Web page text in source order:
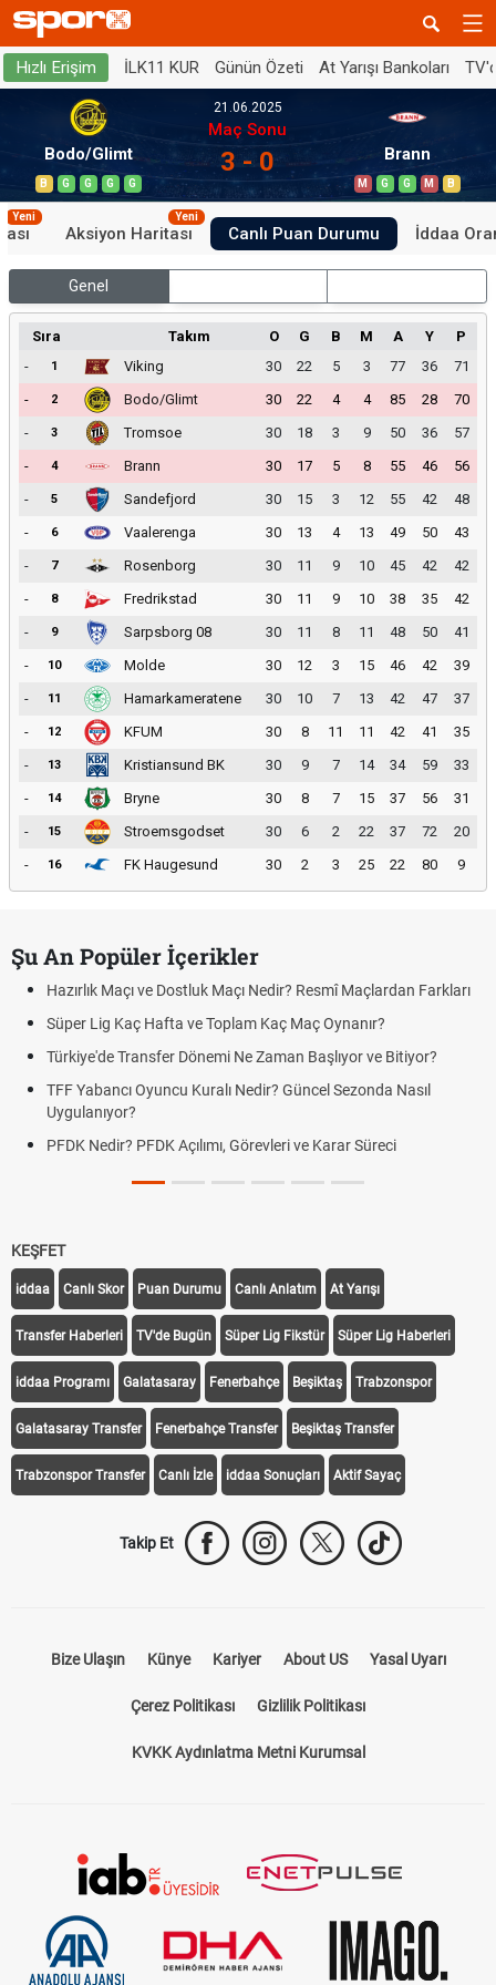
Hızlı Erişim İLK11 KUR Günün Özeti At Yarışı Bankoları
Bodo/Glimt
B G G G G
21.06.2025
Maç Sonu
3 - 0 Brann
M G G M B
Yeni
Aksiyon Haritası
Yeni
Canlı Puan Durumu İddaa
Genel
Sıra Takım O G B M A Y
P
-
1 Viking 30 22 5 3 77 36
71
-
2 Bodo/Glimt 30 22 4 4 85 28
70
-
3 Tromsoe 30 18 3 9 50 36
57
-
4 Brann 30 17 5 8 55 46
56
-
5 Sandefjord 30 15 3 12 55 42
48
-
6 Vaalerenga 30 13 4 13 49 50
43
-
7 Rosenborg 30 11 9 10 45 42
42
-
8 Fredrikstad 30 11 9 10 38 35
42
-
9 Sarpsborg 08 30 11 8 11 48 50
41
-
10 Molde 30 12 3 15 46 42
39
-
11 Hamarkameratene 30 10 7 13 42 47
37
-
12 KFUM 30 8 11 11 42 41
35
-
13 Kristiansund BK 30 9 7 14 34 59
33
-
14 Bryne 30 8 7 15 37 56
31
-
15 Stroemsgodset 30 6 2 22 37 72
20
-
16 FK Haugesund 30 2 3 25 22 80 9
Şu An Popüler İçerikler
Hazırlık Maçı ve Dostluk Maçı Nedir? Resmî Maçlardan Farkları
Süper Lig Kaç Hafta ve Toplam Kaç Maç Oynanır?
Türkiye'de Transfer Dönemi Ne Zaman Başlıyor ve Bitiyor?
TFF Yabancı Oyuncu Kuralı Nedir? Güncel Sezonda Nasıl
Uygulanıyor?
PFDK Nedir? PFDK Açılımı, Görevleri ve Karar Süreci
KEŞFET
iddaa Canlı Skor Puan Durumu Canlı Anlatım At Yarışı
Transfer Haberleri TV'de Bugün Süper Lig Fikstür Süper Lig Haberleri
iddaa Programı Galatasaray Fenerbahçe Beşiktaş Trabzonspor
Galatasaray Transfer Fenerbahçe Transfer Beşiktaş Transfer
Trabzonspor Transfer Canlı İzle iddaa Sonuçları Aktif Sayaç
Takip Et
Bize Ulaşın Künye Kariyer About US Yasal Uyarı
Çerez Politikası Gizlilik Politikası
KVKK Aydınlatma Metni Kurumsal